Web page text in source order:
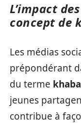
L’impact
concept de
Les médias
prépondérant
du terme
jeunes
contribue à